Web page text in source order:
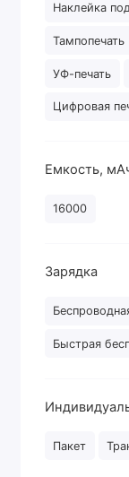
Наклейка
Тампопечать
УФ-печать
Цифровая
Емкость,
16000
Зарядка
Быстрая
Пакет